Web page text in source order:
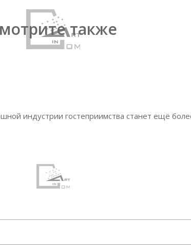
также
индустрии гостеприимства станет ещё